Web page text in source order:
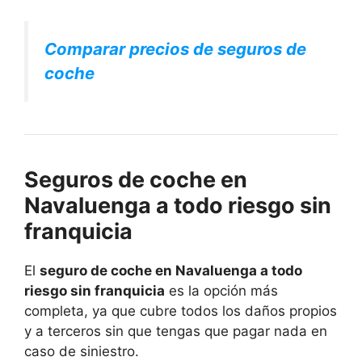
Comparar precios de seguros de
coche
Seguros de coche en
Navaluenga a todo riesgo sin
franquicia
El seguro de coche en Navaluenga a todo
riesgo sin franquicia es la opción más
completa, ya que cubre todos los daños propios
y a terceros sin que tengas que pagar nada en
caso de siniestro.